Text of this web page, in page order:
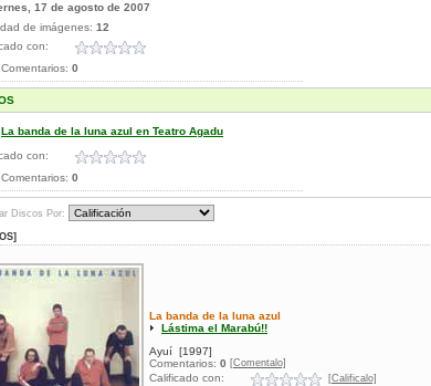
17 de agosto de 2007
de imágenes: 12
con:
Comentarios: 0
La banda de la luna azul en Teatro Agadu
con:
Comentarios: 0
Discos Por:
La banda de la luna azul
Lástima el Marabú!!
Ayuí [1997]
Comentarios: 0 [Comentalo]
Calificado con: [Calificalo]